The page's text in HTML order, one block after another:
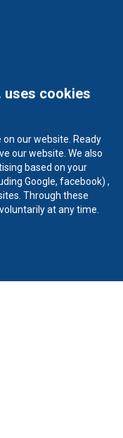
uses cookies
our website. Ready
our website. We also
based on your
Google, facebook) ,
Through these
at any time.